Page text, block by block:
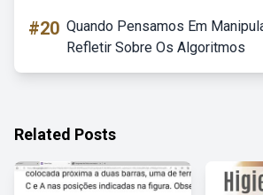
#20 Quando Pensamos Em
Refletir Sobre Os Algoritmos
Related Posts